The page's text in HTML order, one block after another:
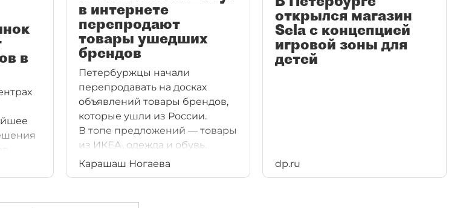
в
в интернете
перепродают
товары ушедших
брендов
Петербуржцы начали
перепродавать на досках
объявлений товары брендов,
которые ушли из России.
В топе предложений — товары
из ИКЕА, одежда и обувь.
Карашаш Ногаева
открылся магазин
Sela с концепцией
игровой зоны для
детей
dp.ru